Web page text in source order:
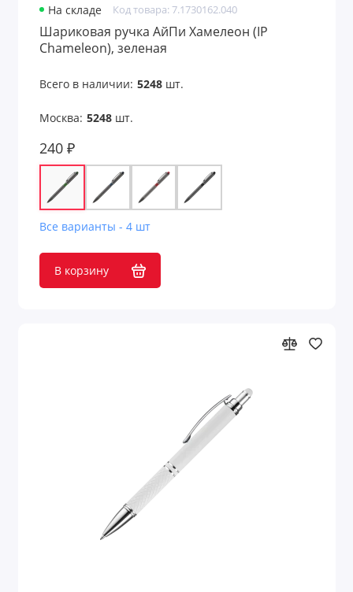
На складе Код товара: 7.1730162.040
Шариковая ручка АйПи Хамелеон (IP
Chameleon), зеленая
Всего в наличии: 5248шт.
Москва: 5248шт.
240 ₽
Все варианты - 4 шт
В корзину